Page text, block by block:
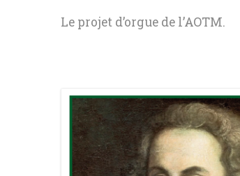
Le projet d’orgue de l’AOTM.